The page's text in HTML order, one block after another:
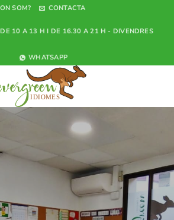
ON SOM? CONTACTA
DE 10 A 13 H I DE 16.30 A 21 H - DIVENDRES
WHATSAPP